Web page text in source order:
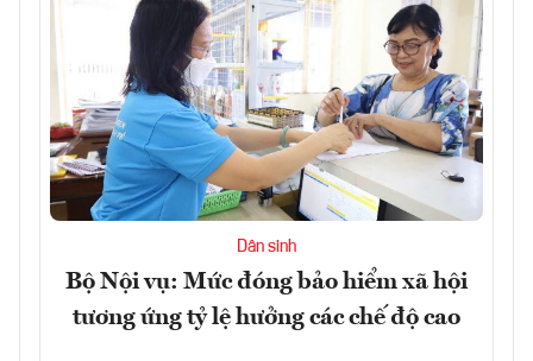
Dân sinh
Bộ Nội vụ: Mức đóng bảo hiểm xã hội
tương ứng tỷ lệ hưởng các chế độ cao